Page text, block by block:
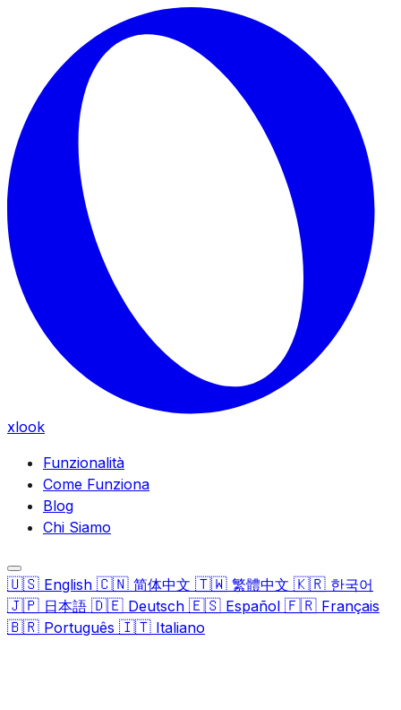
Skip to main content
xlook
Funzionalità
Come Funziona
Blog
Chi Siamo
🇺🇸 English 🇨🇳 简体中文 🇹🇼 繁體中文 🇰🇷 한국어
🇯🇵 日本語 🇩🇪 Deutsch 🇪🇸 Español 🇫🇷 Français
🇧🇷 Português 🇮🇹 Italiano